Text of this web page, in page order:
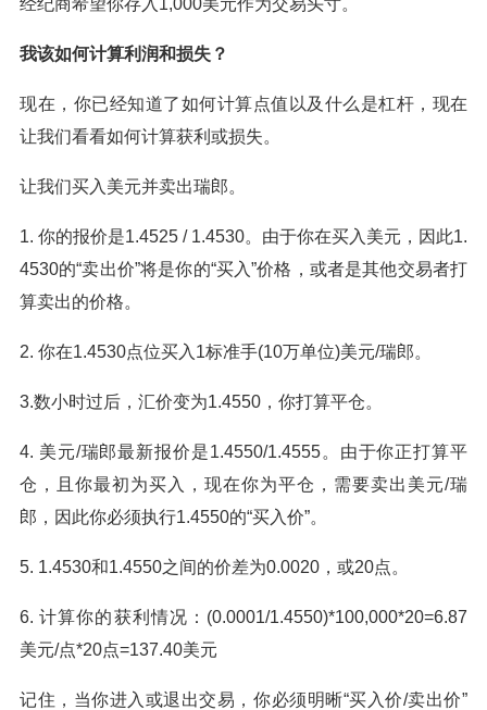
经纪商希望你存入1,000美元作为交易头寸。
我该如何计算利润和损失？
现在，你已经知道了如何计算点值以及什么是杠杆，现在
让我们看看如何计算获利或损失。
让我们买入美元并卖出瑞郎。
1. 你的报价是1.4525 / 1.4530。由于你在买入美元，因此1.
4530的“卖出价”将是你的“买入”价格，或者是其他交易者打
算卖出的价格。
2. 你在1.4530点位买入1标准手(10万单位)美元/瑞郎。
3.数小时过后，汇价变为1.4550，你打算平仓。
4. 美元/瑞郎最新报价是1.4550/1.4555。由于你正打算平
仓，且你最初为买入，现在你为平仓，需要卖出美元/瑞
郎，因此你必须执行1.4550的“买入价”。
5. 1.4530和1.4550之间的价差为0.0020，或20点。
6. 计算你的获利情况：(0.0001/1.4550)*100,000*20=6.87
美元/点*20点=137.40美元
记住，当你进入或退出交易，你必须明晰“买入价/卖出价”